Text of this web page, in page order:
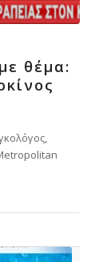
θέμα: